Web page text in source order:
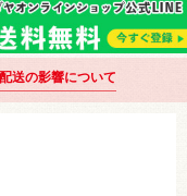
送の影響について